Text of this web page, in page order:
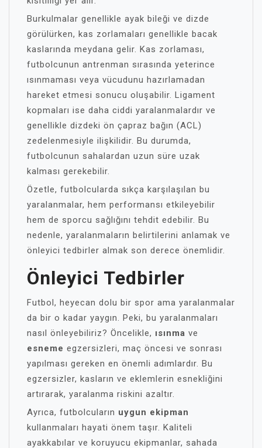
Burkulmalar genellikle ayak bileği ve dizde
görülürken, kas zorlamaları genellikle bacak
kaslarında meydana gelir. Kas zorlaması,
futbolcunun antrenman sırasında yeterince
ısınmaması veya vücudunu hazırlamadan
hareket etmesi sonucu oluşabilir. Ligament
kopmaları ise daha ciddi yaralanmalardır ve
genellikle dizdeki ön çapraz bağın (ACL)
zedelenmesiyle ilişkilidir. Bu durumda,
futbolcunun sahalardan uzun süre uzak
kalması gerekebilir.
Özetle, futbolcularda sıkça karşılaşılan bu
yaralanmalar, hem performansı etkileyebilir
hem de sporcu sağlığını tehdit edebilir. Bu
nedenle, yaralanmaların belirtilerini anlamak ve
önleyici tedbirler almak son derece önemlidir.
Önleyici Tedbirler
Futbol, heyecan dolu bir spor ama yaralanmalar
da bir o kadar yaygın. Peki, bu yaralanmaları
nasıl önleyebiliriz? Öncelikle, ısınma ve
esneme egzersizleri, maç öncesi ve sonrası
yapılması gereken en önemli adımlardır. Bu
egzersizler, kasların ve eklemlerin esnekliğini
artırarak, yaralanma riskini azaltır.
Ayrıca, futbolcuların uygun ekipman
kullanmaları hayati önem taşır. Kaliteli
ayakkabılar ve koruyucu ekipmanlar, sahada